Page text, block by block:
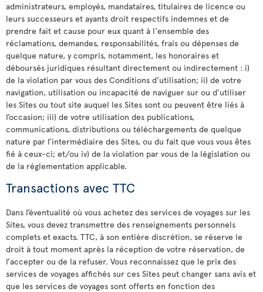
administrateurs, employés, mandataires, titulaires de licence ou
leurs successeurs et ayants droit respectifs indemnes et de
prendre fait et cause pour eux quant à l'ensemble des
réclamations, demandes, responsabilités, frais ou dépenses de
quelque nature, y compris, notamment, les honoraires et
déboursés juridiques résultant directement ou indirectement : i)
de la violation par vous des Conditions d’utilisation; ii) de votre
navigation, utilisation ou incapacité de naviguer sur ou d’utiliser
les Sites ou tout site auquel les Sites sont ou peuvent être liés à
l’occasion; iii) de votre utilisation des publications,
communications, distributions ou téléchargements de quelque
nature par l’intermédiaire des Sites, ou du fait que vous vous êtes
fié à ceux-ci; et/ou iv) de la violation par vous de la législation ou
de la réglementation applicable.
Transactions avec TTC
Dans l’éventualité où vous achetez des services de voyages sur les
Sites, vous devez transmettre des renseignements personnels
complets et exacts. TTC, à son entière discrétion, se réserve le
droit à tout moment après la réception de votre réservation, de
l’accepter ou de la refuser. Vous reconnaissez que le prix des
services de voyages affichés sur ces Sites peut changer sans avis et
que les services de voyages sont offerts en fonction des